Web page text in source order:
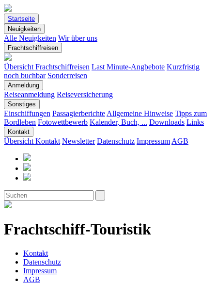
Startseite
Neuigkeiten
Alle Neuigkeiten Wir über uns
Frachtschiffreisen
Übersicht Frachtschiffreisen Last Minute-Angbebote Kurzfristig
noch buchbar Sonderreisen
Anmeldung
Reiseanmeldung Reiseversicherung
Sonstiges
Einschiffungen Passagierberichte Allgemeine Hinweise Tipps zum
Bordleben Fotowettbewerb Kalender, Buch, ... Downloads Links
Kontakt
Übersicht Kontakt Newsletter Datenschutz Impressum AGB
Frachtschiff-Touristik
Kontakt
Datenschutz
Impressum
AGB